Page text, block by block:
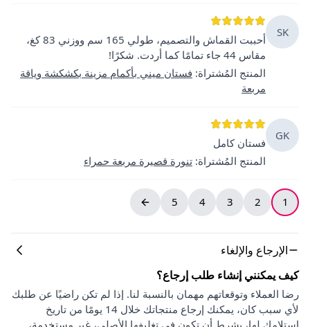
SK
أحببت القماش والتصميم، طولي 165 سم ووزني 83 كغ،
مقاس 44 جاء تمامًا كما أردت. شكرًا!
المنتج المُشتراة: فستان ميني بأكمام مزينة بكشكشة وياقة
مربعة
GK
فستان كامل
المنتج المُشتراة: تنورة قصيرة مربعة حمراء
1
2
3
4
5
الإرجاع والإلغاء
كيف يمكنني إنشاء طلب إرجاع؟
رضا العملاء وتوقعاتهم مهمان بالنسبة لنا. إذا لم تكن راضيًا عن طلبك
لأي سبب كان، يمكنك إرجاع منتجاتك خلال 14 يومًا من تاريخ
استلامك لها، بشرط أن تكون في تغليفها الأصلي، غير مستخدمة،